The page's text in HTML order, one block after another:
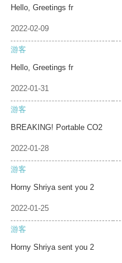
Hello, Greetings fr
2022-02-09
游客
Hello, Greetings fr
2022-01-31
游客
BREAKING! Portable CO2
2022-01-28
游客
Horny Shriya sent you 2
2022-01-25
游客
Horny Shriya sent you 2